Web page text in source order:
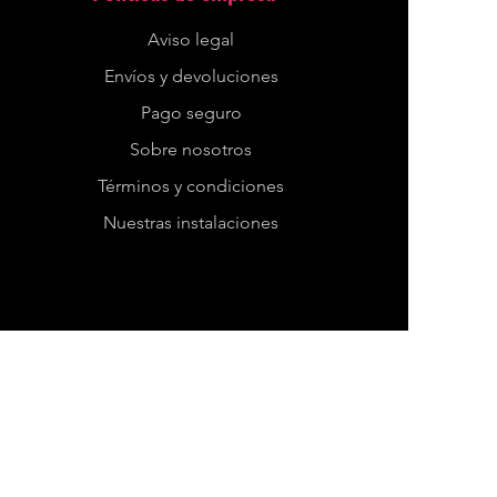
Aviso legal
Envíos y devoluciones
Pago seguro
Sobre nosotros
Términos y condiciones
Nuestras instalaciones